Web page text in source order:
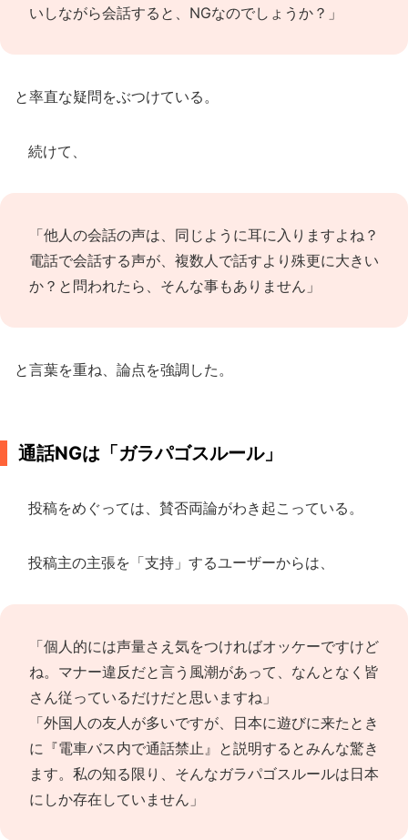
いしながら会話すると、NGなのでしょうか？」
と率直な疑問をぶつけている。
続けて、
「他人の会話の声は、同じように耳に入りますよね？
電話で会話する声が、複数人で話すより殊更に大きい
か？と問われたら、そんな事もありません」
と言葉を重ね、論点を強調した。
通話NGは「ガラパゴスルール」
投稿をめぐっては、賛否両論がわき起こっている。
投稿主の主張を「支持」するユーザーからは、
「個人的には声量さえ気をつければオッケーですけど
ね。マナー違反だと言う風潮があって、なんとなく皆
さん従っているだけだと思いますね」
「外国人の友人が多いですが、日本に遊びに来たとき
に『電車バス内で通話禁止』と説明するとみんな驚き
ます。私の知る限り、そんなガラパゴスルールは日本
にしか存在していません」